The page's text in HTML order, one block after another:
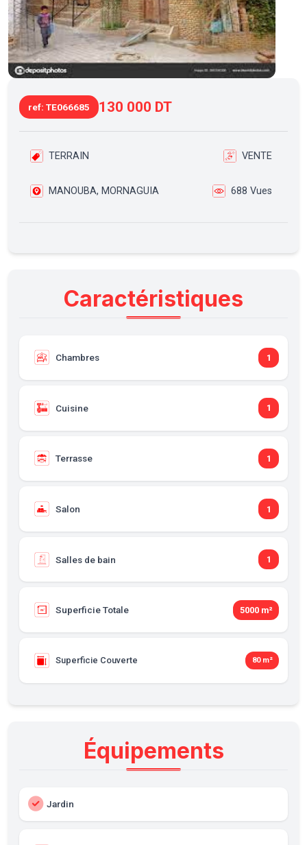
ref: TE066685 130 000 DT
TERRAIN VENTE
MANOUBA, MORNAGUIA 688 Vues
Caractéristiques
Chambres 1
Cuisine 1
Terrasse 1
Salon 1
Salles de bain 1
Superficie Totale 5000 m²
Superficie Couverte 80 m²
Équipements
Jardin